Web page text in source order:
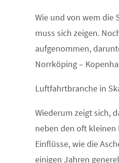
Wie und von wem die
muss sich zeigen.
aufgenommen,
Norrköping –
Luftfahrtbranche in
Wiederum zeigt sich,
neben den oft
Einflüsse, wie die
einigen Jahren